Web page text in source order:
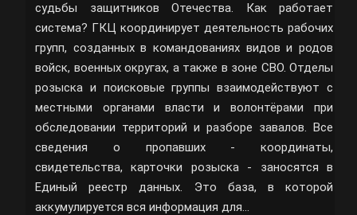
судьбы защитников Отечества. Как работает
система? ГКЦ координирует деятельность рабочих
групп, созданных в командованиях видов и родов
войск, военных округах, а также в зоне СВО. Отделы
розыска и поисковые группы взаимодействуют с
местными органами власти и волонтёрами при
обследовании территорий и разборе завалов. Все
сведения о пропавших - координаты,
свидетельства, карточки розыска - заносятся в
Единый реестр данных. Это база, в которой
аккумулируется вся информация для…